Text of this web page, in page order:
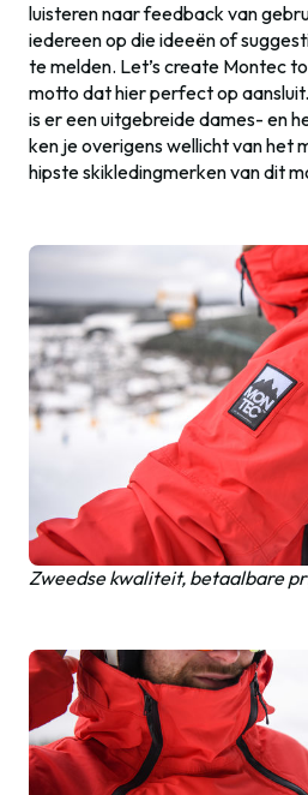
luisteren naar feedback van
iedereen op die ideeën of
te melden. Let’s create Montec
motto dat hier perfect op
is er een uitgebreide dames- en
ken je overigens wellicht van het
hipste skikledingmerken van dit
Zweedse kwaliteit, betaalbare